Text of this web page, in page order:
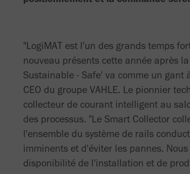
"LogiMAT est l'un des grands temps
nouveau présents cette année après
Sustainable - Safe' va comme un
CEO du groupe VAHLE. Le pionnier
collecteur de courant intelligent au
des processus. "Le Smart Collector
l'ensemble du système de rails
imminents et d'éviter les pannes.
disponibilité de l'installation et de